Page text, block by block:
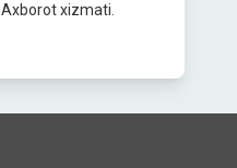
Axborot xizmati.